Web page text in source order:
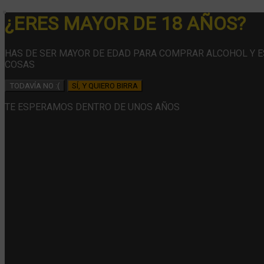
¿ERES MAYOR DE 18 AÑOS?
HAS DE SER MAYOR DE EDAD PARA COMPRAR ALCOHOL Y
COSAS
TODAVÍA NO :( SÍ, Y QUIERO BIRRA
TE ESPERAMOS DENTRO DE UNOS AÑOS